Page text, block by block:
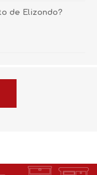
de Elizondo?